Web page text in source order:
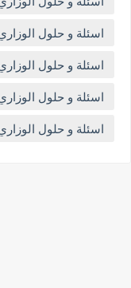
اسئلة و حلول الوزاري السادس
اسئلة و حلول الوزاري السادس
اسئلة و حلول الوزاري السادس
اسئلة و حلول الوزاري